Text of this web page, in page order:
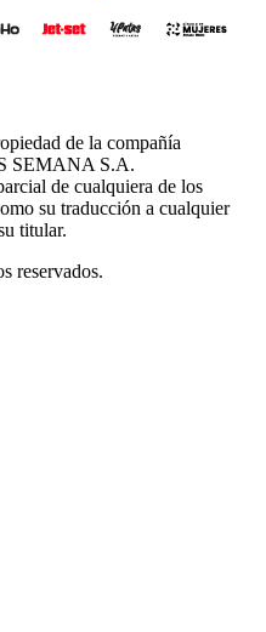
de la compañía
SEMANA S.A.
de cualquiera de los
su traducción a cualquier
titular.
reservados.